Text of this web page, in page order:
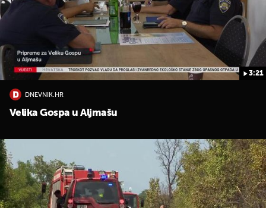
3:21
DNEVNIK.HR
Velika Gospa u Aljmašu